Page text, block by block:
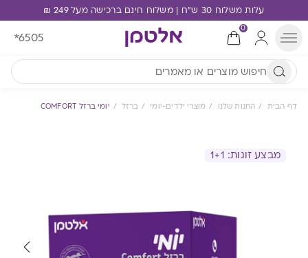
עלות משלוח 30 ש"ח | משלוח חינם ברכישה מעל 249 ₪
0
*6505
דף הבית החנות שלנו מוצרי ילדים-יומי ברזל יומי ברזל COMFORT
מבצע זוגות: 1+1